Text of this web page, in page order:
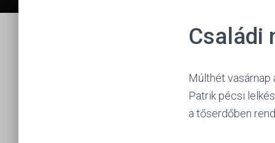
Családi
Múlthét
Patrik pécsi
a tőserdőben